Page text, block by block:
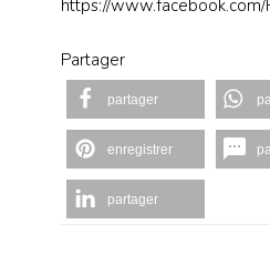
https://
Partager
partager
enregistrer
partager